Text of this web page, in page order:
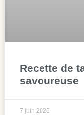
Recette de
savoureuse
7 juin 2026